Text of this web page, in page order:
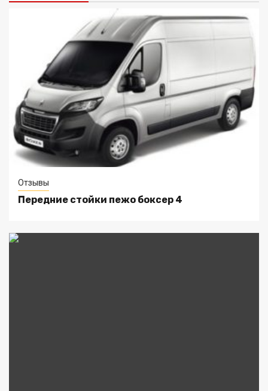
Отзывы
Передние стойки пежо боксер 4